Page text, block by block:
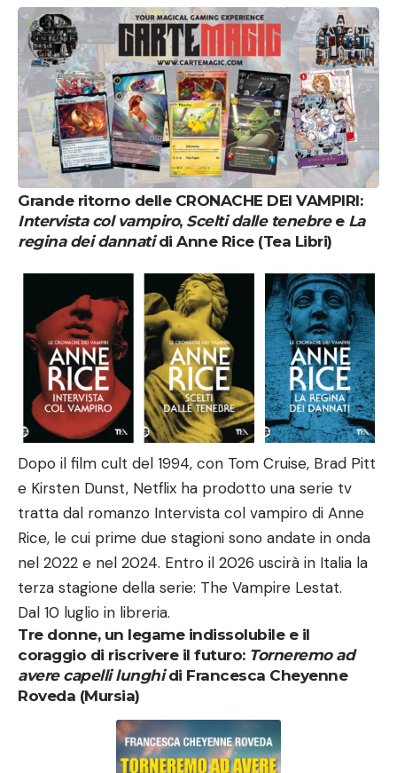
Grande ritorno delle CRONACHE DEI VAMPIRI:
Intervista col vampiro, Scelti dalle tenebree La
regina dei dannatidi Anne Rice (Tea Libri)
Dopo il film cult del 1994, con Tom Cruise, Brad Pitt
e Kirsten Dunst, Netflix ha prodotto una serie tv
tratta dal romanzo Intervista col vampiro di Anne
Rice, le cui prime due stagioni sono andate in onda
nel 2022 e nel 2024. Entro il 2026 uscirà in Italia la
terza stagione della serie: The Vampire Lestat.
Dal 10 luglio in libreria.
Tre donne, un legame indissolubile e il
coraggio di riscrivere il futuro: Torneremo ad
avere capelli lunghidi Francesca Cheyenne
Roveda (Mursia)